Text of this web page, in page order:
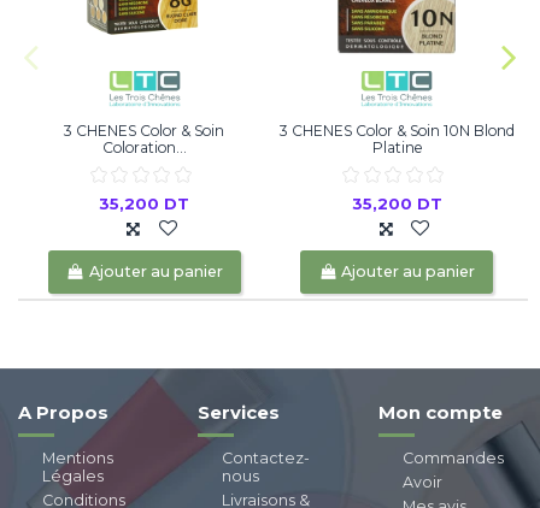
3 CHENES Color & Soin
Coloration...
35,200 DT
Ajouter au panier
3 CHENES Color & Soin 10N Blond
Platine
35,200 DT
Ajouter au panier
A Propos
Mentions
Légales
Conditions
Services
Contactez-
nous
Livraisons &
Mon compte
Commandes
Avoir